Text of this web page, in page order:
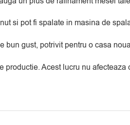
si pot fi spalate in masina de
gust, potrivit pentru o casa
Acest lucru nu